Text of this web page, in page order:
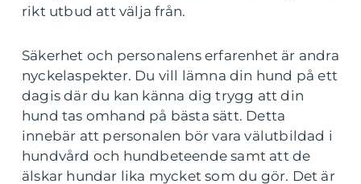
rikt utbud att välja från.
Säkerhet och personalens erfarenhet är andra
nyckelaspekter. Du vill lämna din hund på ett
dagis där du kan känna dig trygg att din
hund tas omhand på bästa sätt. Detta
innebär att personalen bör vara välutbildad i
hundvård och hundbeteende samt att de
älskar hundar lika mycket som du gör. Det är